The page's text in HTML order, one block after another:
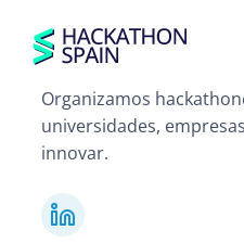
Organizamos
universidades,
innovar.